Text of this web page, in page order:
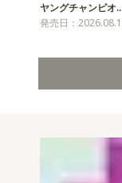
ヤングチャンピオ
発売日：